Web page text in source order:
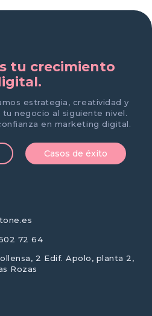
tu crecimiento
estrategia, creatividad y
negocio al siguiente nivel.
en marketing digital.
Casos de éxito
72 64
2 Edif. Apolo, planta 2,
Rozas